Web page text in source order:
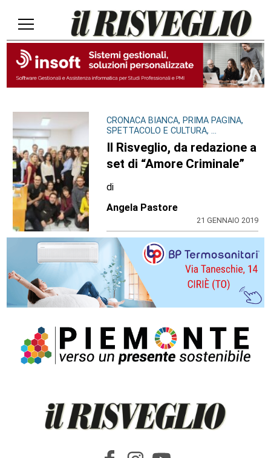
CRONACA BIANCA, PRIMA PAGINA,
SPETTACOLO E CULTURA, ...
Il Risveglio, da redazione a
set di “Amore Criminale”
di
Angela Pastore
21 GENNAIO 2019